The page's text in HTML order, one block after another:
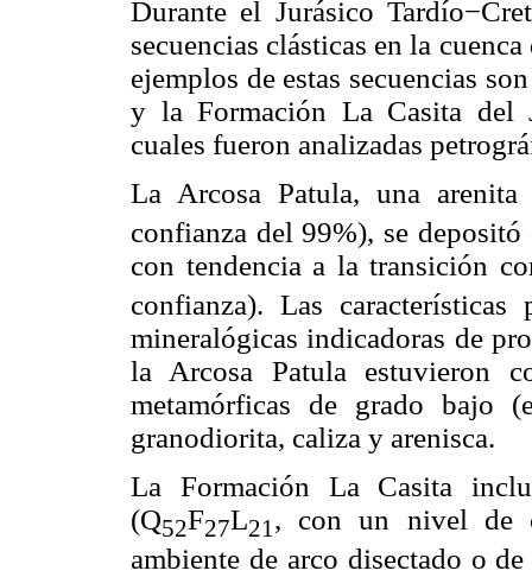
Durante el Jurásico
secuencias clásticas en la
ejemplos de estas secuencias
y la Formación La Casita del
cuales fueron analizadas
La Arcosa Patula, una arenita
confianza del 99%), se
con tendencia a la transición
confianza). Las
mineralógicas indicadoras de
la Arcosa Patula estuvieron
metamórficas de grado bajo
granodiorita, caliza y arenisca.
La Formación La Casita
(Q52F27L21 , con un nivel de
ambiente de arco disectado o